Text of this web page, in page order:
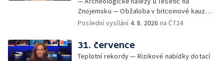
Znojemsku — Obžaloba v bitcoinové kauze
— Přestavba silnice přes Bzenec na
Zašové — Letní opravy divadel — Český hlas
ve vesmíru
Poslední vysílání4. 8. 2026 na ČT24
31. července
Teplotní rekordy — Rizikové nabídky dotací